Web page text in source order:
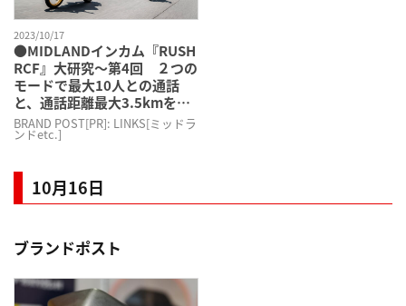
2023/10/17
●MIDLANDインカム『RUSH
RCF』大研究〜第4回 ２つの
モードで最大10人との通話
と、通話距離最大3.5kmを実
現！（4ページ目）
BRAND POST[PR]: LINKS[ミッドラ
ンドetc.]
10月16日
ブランドポスト